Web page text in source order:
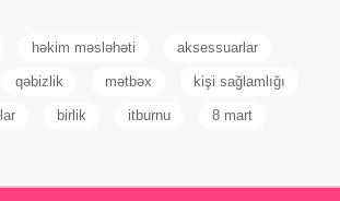
həkim məsləhəti aksessuarlar
qəbizlik mətbəx kişi sağlamlığı
birlik itburnu 8 mart